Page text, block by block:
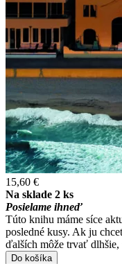
15,60 €
Na sklade 2 ks
Posielame ihneď
Túto knihu máme síce
posledné kusy. Ak ju
ďalších môže trvať
Do košíka